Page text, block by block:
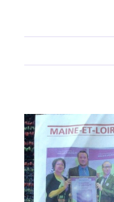
Galerie
Voir
l'image
agrandie